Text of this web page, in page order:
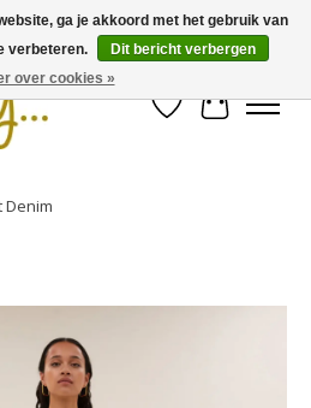
Verlanglijst
Denim
ga je akkoord met het gebruik van
verbeteren.
Dit bericht verbergen
over cookies »